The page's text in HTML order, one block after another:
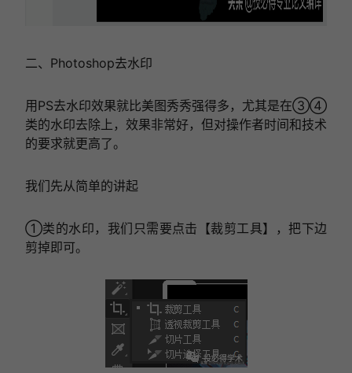
二、Photoshop去水印
用PS去水印效果就比美图秀秀强得多，尤其是在③④
类的水印去除上，效果非常好，但对操作者时间和技术
的要求就更高了。
我们先从简单的讲起
①类的水印，我们只需要点击【裁剪工具】，把下边
剪掉即可。